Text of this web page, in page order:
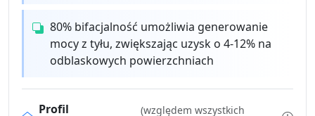
80% bifacjalność umożliwia generowanie
mocy z tyłu, zwiększając uzysk o 4-12% na
odblaskowych powierzchniach
Profil
(względem wszystkich